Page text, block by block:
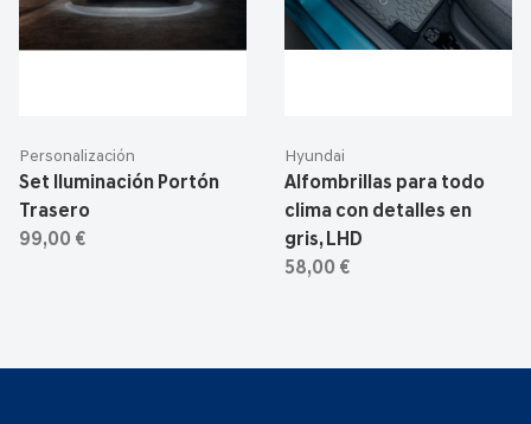
Personalización
Set Iluminación Portón
Trasero
99,00 €
Hyundai
Alfombrillas para todo
clima con detalles en
gris, LHD
58,00 €